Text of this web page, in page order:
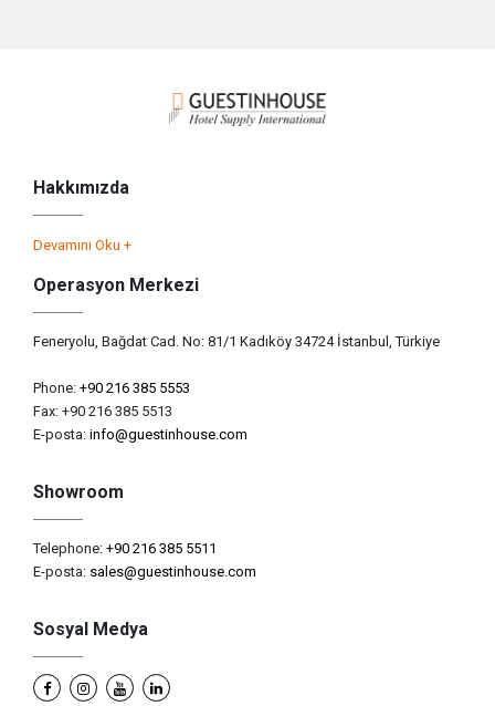
Hakkımızda
Devamını Oku +
Operasyon Merkezi
Feneryolu, Bağdat Cad. No: 81/1 Kadıköy 34724 İstanbul, Türkiye
Phone: +90 216 385 5553
Fax: +90 216 385 5513
E-posta: info@guestinhouse.com
Showroom
Telephone: +90 216 385 5511
E-posta: sales@guestinhouse.com
Sosyal Medya